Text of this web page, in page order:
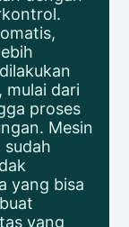
mulai dari
proses
Mesin
yang bisa
yang